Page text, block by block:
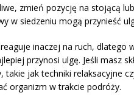
zmień pozycję na stojącą
w siedzeniu mogą przynieść
inaczej na ruch,
przynosi ulgę. Jeśli masz
takie jak techniki relaksacyjne
organizm w trakcie podróży.